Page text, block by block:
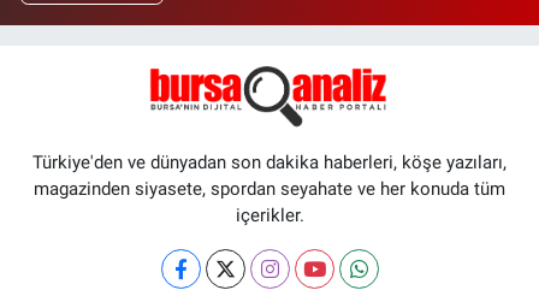
Türkiye'den ve dünyadan son dakika haberleri, köşe yazıları,
magazinden siyasete, spordan seyahate ve her konuda tüm
içerikler.